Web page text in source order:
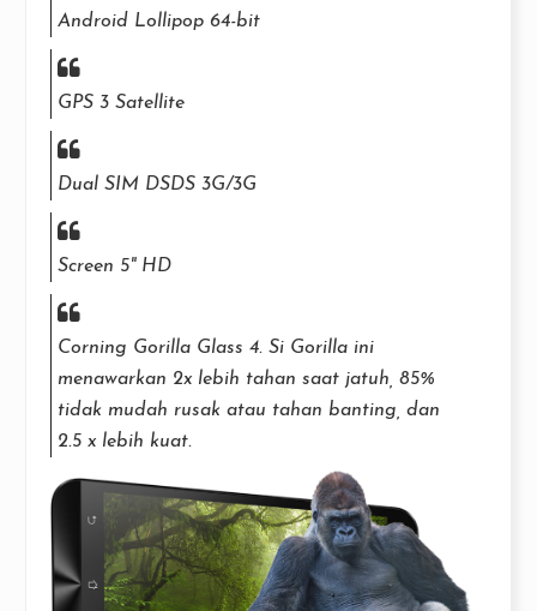
Android Lollipop 64-bit
GPS 3 Satellite
Dual SIM DSDS 3G/3G
Screen 5" HD
Corning Gorilla Glass 4. Si Gorilla ini
menawarkan 2x lebih tahan saat jatuh, 85%
tidak mudah rusak atau tahan banting, dan
2.5 x lebih kuat.